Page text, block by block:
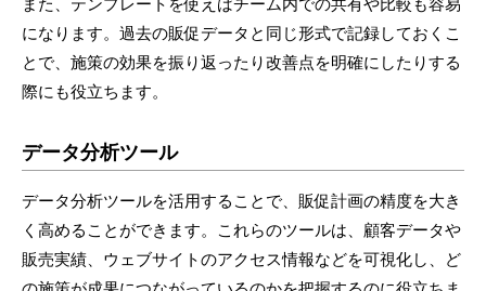
また、テンプレートを使えばチーム内での共有や比較も容易
になります。過去の販促データと同じ形式で記録しておくこ
とで、施策の効果を振り返ったり改善点を明確にしたりする
際にも役立ちます。
データ分析ツール
データ分析ツールを活用することで、販促計画の精度を大き
く高めることができます。これらのツールは、顧客データや
販売実績、ウェブサイトのアクセス情報などを可視化し、ど